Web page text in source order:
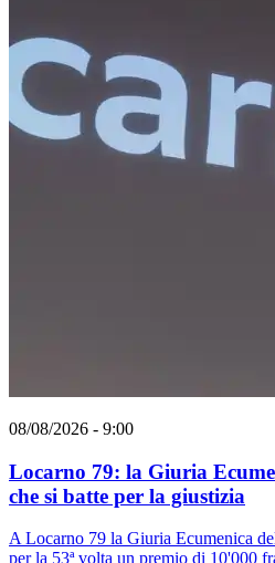
08/08/2026 - 9:00
Locarno 79: la Giuria
che si batte per la giustizia
A Locarno 79 la Giuria Ecumenica
per la 53ª volta un premio di 10'000